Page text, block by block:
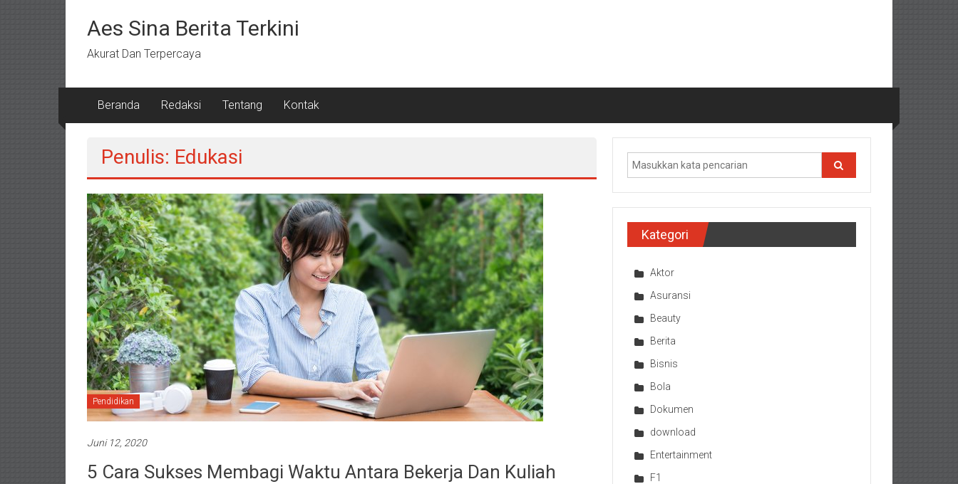
kontenAes Sina Berita Terkini
Akurat Dan Terpercaya
Beranda Redaksi Tentang Kontak
Penulis: Edukasi
Pendidikan
Juni 12, 2020
5 Cara Sukses Membagi Waktu Antara Bekerja Dan Kuliah
Kategori
Aktor
Asuransi
Beauty
Berita
Bisnis
Bola
Dokumen
download
Entertainment
F1